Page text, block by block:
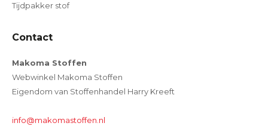
Tijdpakker stof
Contact
Makoma Stoffen
Webwinkel Makoma Stoffen
Eigendom van Stoffenhandel Harry Kreeft
info@makomastoffen.nl